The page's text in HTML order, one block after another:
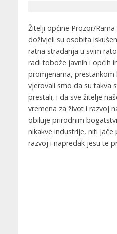
Žitelji općine Prozor/
doživjeli su osobita
ratna stradanja u svim
radi tobože javnih i općih
promjenama, prestankom
vjerovali smo da su takva
prestali, i da sve žitelje
vremena za život i razvoj
obiluje prirodnim
nikakve industrije, niti jače
razvoj i napredak jesu te